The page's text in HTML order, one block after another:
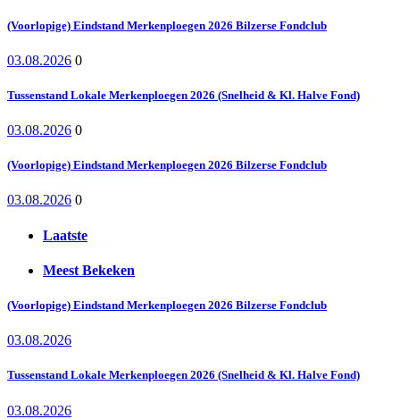
(Voorlopige) Eindstand Merkenploegen 2026 Bilzerse Fondclub
03.08.2026 0
Tussenstand Lokale Merkenploegen 2026 (Snelheid & Kl. Halve Fond)
03.08.2026 0
(Voorlopige) Eindstand Merkenploegen 2026 Bilzerse Fondclub
03.08.2026 0
Laatste
Meest Bekeken
(Voorlopige) Eindstand Merkenploegen 2026 Bilzerse Fondclub
03.08.2026
Tussenstand Lokale Merkenploegen 2026 (Snelheid & Kl. Halve Fond)
03.08.2026